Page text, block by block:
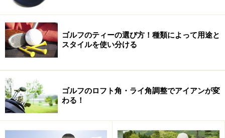
ゴルフのティーの選び方！種類によって用途と
スタイルを使い分ける
ゴルフのロフト角・ライ角調整でアイアンが変
わる！